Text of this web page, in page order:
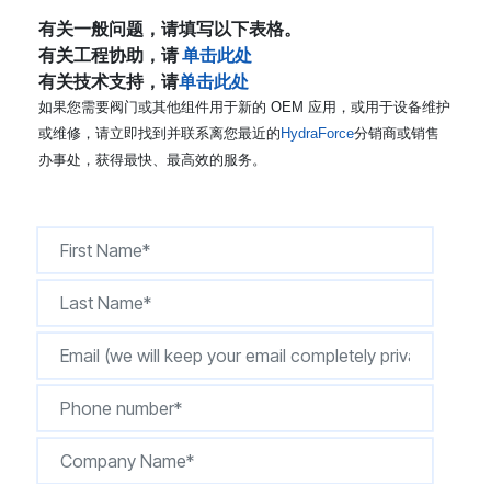
职业
DESIGN TOOLS
CONTACT
购买地点
有关一般问题，请填写以下表格。
有关工程协助，请单击此处
有关技术支持，请单击此处
如果您需要阀门或其他组件用于新的 OEM 应用，或用于设备维护
或维修，请立即找到并联系离您最近的 HydraForce分销商或销售
办事处，获得最快、最高效的服务。